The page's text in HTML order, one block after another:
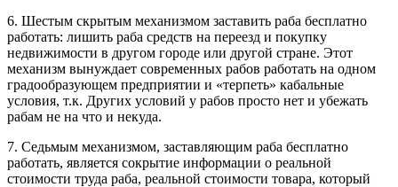
6. Шестым скрытым механизмом заставить раба бесплатно
работать: лишить раба средств на переезд и покупку
недвижимости в другом городе или другой стране. Этот
механизм вынуждает современных рабов работать на одном
градообразующем предприятии и «терпеть» кабальные
условия, т.к. Других условий у рабов просто нет и убежать
рабам не на что и некуда.
7. Седьмым механизмом, заставляющим раба бесплатно
работать, является сокрытие информации о реальной
стоимости труда раба, реальной стоимости товара, который